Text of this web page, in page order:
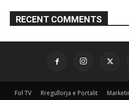
RECENT COMMENTS
Fol TV Rregullorja e Portalit